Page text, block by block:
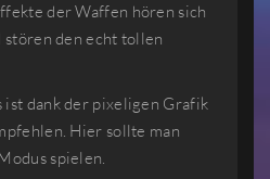
der Waffen hören sich
stören den echt tollen
dank der pixeligen Grafik
Hier sollte man
spielen.